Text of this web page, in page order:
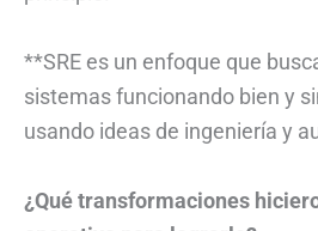
**SRE es un enfoque que
sistemas funcionando bien y
usando ideas de ingeniería y
¿Qué transformaciones